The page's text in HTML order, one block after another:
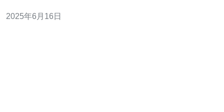
求。 VPS台湾CN2服务具有以下优势： 稳定性：台湾CN2
2025年6月16日